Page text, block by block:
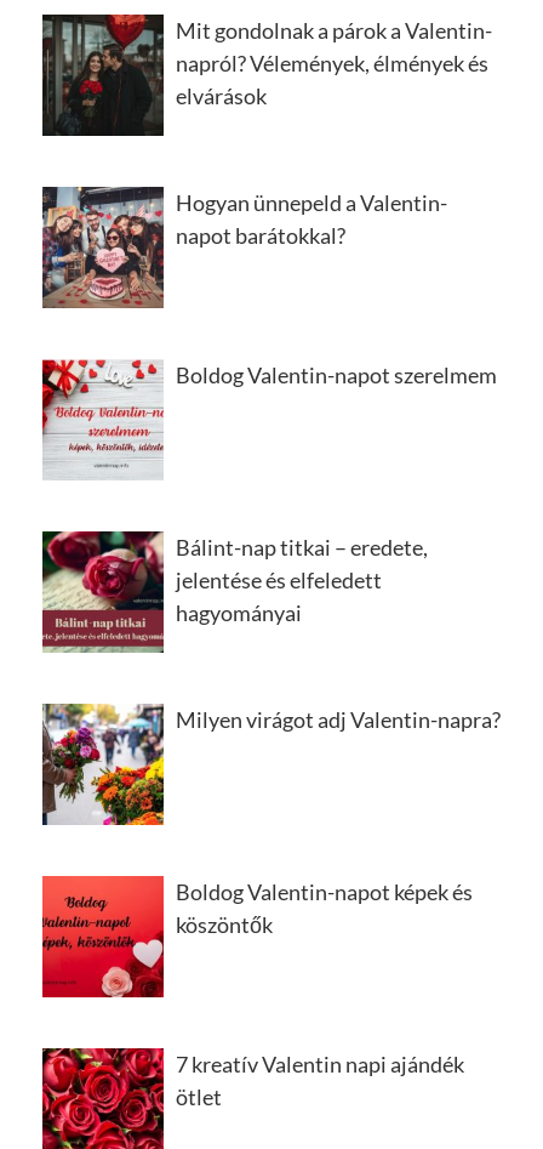
Mit gondolnak a párok a Valentin-
napról? Vélemények, élmények és
elvárások
Hogyan ünnepeld a Valentin-
napot barátokkal?
Boldog Valentin-napot szerelmem
Bálint-nap titkai – eredete,
jelentése és elfeledett
hagyományai
Milyen virágot adj Valentin-napra?
Boldog Valentin-napot képek és
köszöntők
7 kreatív Valentin napi ajándék
ötlet